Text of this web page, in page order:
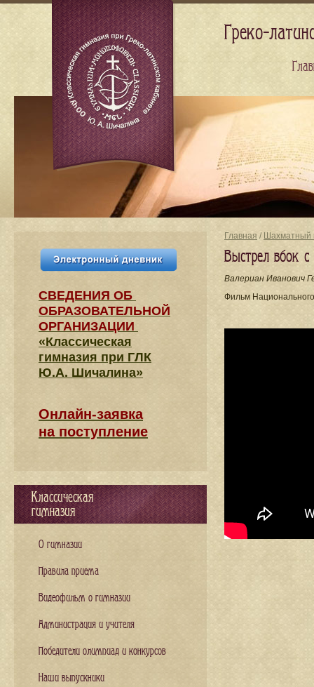
Главная / Шахматный
Выстрел вбок
Валериан Иванович
Фильм
СВЕДЕНИЯ​ ОБ
ОБРАЗОВАТЕЛЬНОЙ
ОРГАНИЗАЦИИ
«Классическая
гимназия при ГЛК
Ю.А. Шичалина»
Онлайн-заявка
на поступление
Классическая
гимназия
О гимназии
Правила приема
Видеофильм о гимназии
Администрация и учителя
Победители олимпиад и конкурсов
Наши выпускники
Греко-